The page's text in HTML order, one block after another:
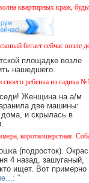
краж, будьте
бегает сейчас возле
площадке возле
нашедшего.
ребенка из садика
Женщина на а/м
две машины:
и скрылась в
Собака
(подросток). Окрас
4 назад, зашуганый,
ищет. Вот примерно
"